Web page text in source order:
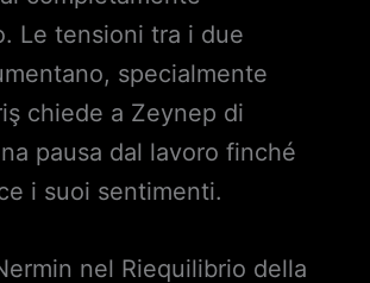
Le tensioni tra i due
specialmente
chiede a Zeynep di
pausa dal lavoro finché
i suoi sentimenti.
nel Riequilibrio della